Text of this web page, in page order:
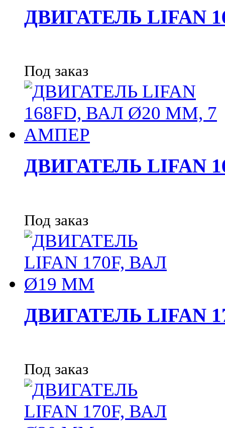
ДВИГАТЕЛЬ LIFAN
Под заказ
ДВИГАТЕЛЬ LIFAN
Под заказ
ДВИГАТЕЛЬ LIFAN
Под заказ